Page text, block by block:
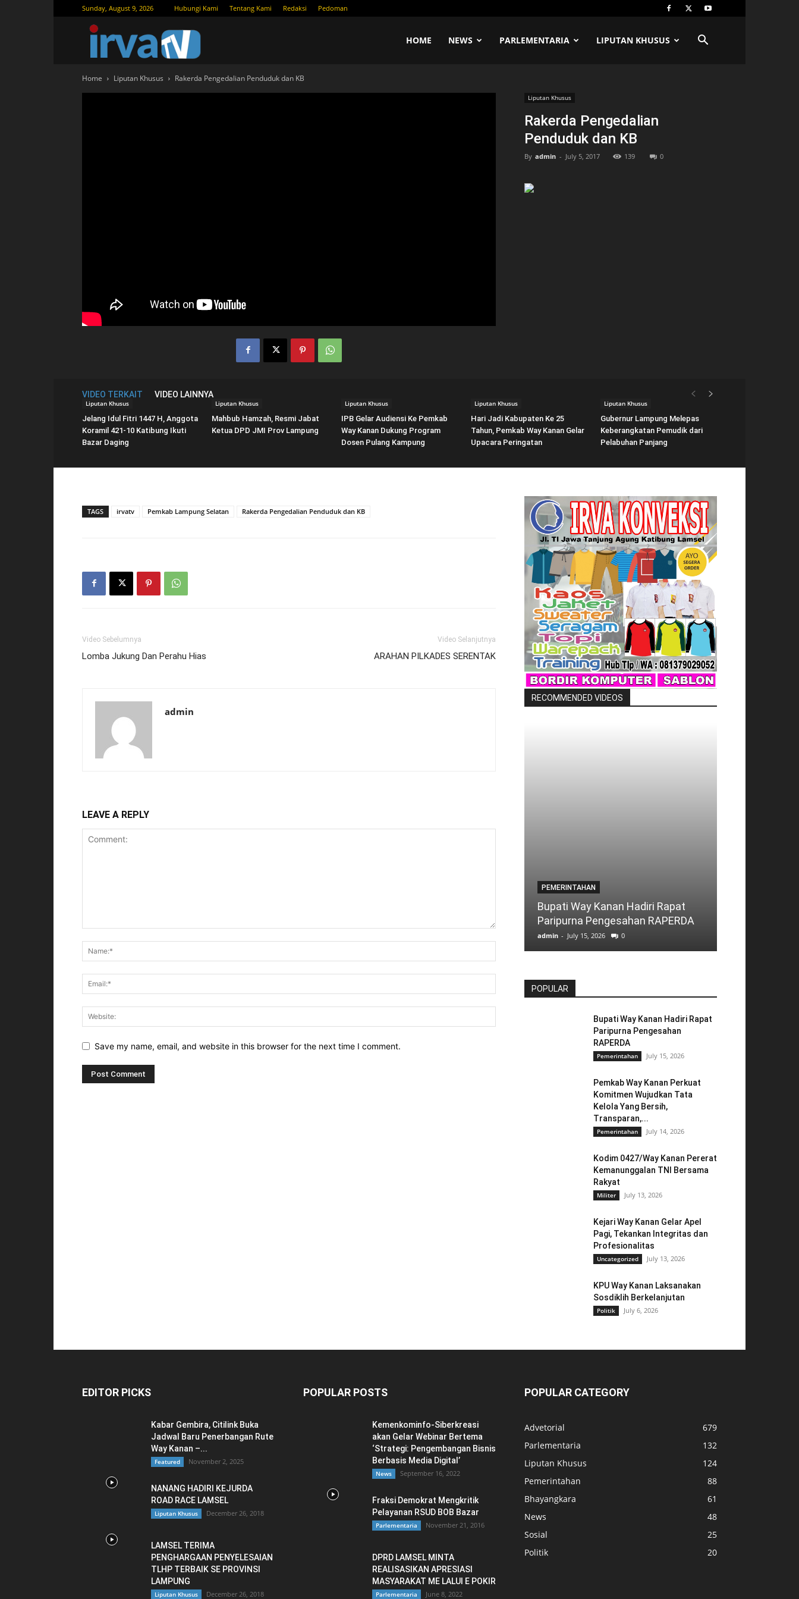
Sunday, August 9, 2026 Hubungi Kami Tentang Kami Redaksi Pedoman
HOME NEWS PARLEMENTARIA LIPUTAN KHUSUS
Home Liputan Khusus Rakerda Pengedalian Penduduk dan KB
Liputan Khusus
Rakerda Pengedalian
Penduduk dan KB
By admin - July 5, 2017 139 0
VIDEO TERKAIT VIDEO LAINNYA
Liputan Khusus
Jelang Idul Fitri 1447 H, Anggota
Koramil 421-10 Katibung Ikuti
Bazar Daging
Liputan Khusus
Mahbub Hamzah, Resmi Jabat
Ketua DPD JMI Prov Lampung
Liputan Khusus
IPB Gelar Audiensi Ke Pemkab
Way Kanan Dukung Program
Dosen Pulang Kampung
Liputan Khusus
Hari Jadi Kabupaten Ke 25
Tahun, Pemkab Way Kanan Gelar
Upacara Peringatan
Liputan Khusus
Gubernur Lampung Melepas
Keberangkatan Pemudik dari
Pelabuhan Panjang
TAGS irvatv Pemkab Lampung Selatan Rakerda Pengedalian Penduduk dan KB
Video Sebelumnya
Lomba Jukung Dan Perahu Hias
Video Selanjutnya
ARAHAN PILKADES SERENTAK
admin
LEAVE A REPLY
Save my name, email, and website in this browser for the next time I comment.
RECOMMENDED VIDEOS
PEMERINTAHAN
Bupati Way Kanan Hadiri Rapat
Paripurna Pengesahan RAPERDA
admin - July 15, 2026 0
POPULAR
Bupati Way Kanan Hadiri Rapat
Paripurna Pengesahan
RAPERDA
Pemerintahan July 15, 2026
Pemkab Way Kanan Perkuat
Komitmen Wujudkan Tata
Kelola Yang Bersih,
Transparan,...
Pemerintahan July 14, 2026
Kodim 0427/Way Kanan Pererat
Kemanunggalan TNI Bersama
Rakyat
Militer July 13, 2026
Kejari Way Kanan Gelar Apel
Pagi, Tekankan Integritas dan
Profesionalitas
Uncategorized July 13, 2026
KPU Way Kanan Laksanakan
Sosdiklih Berkelanjutan
Politik July 6, 2026
EDITOR PICKS
Kabar Gembira, Citilink Buka
Jadwal Baru Penerbangan Rute
Way Kanan –...
Featured November 2, 2025
NANANG HADIRI KEJURDA
ROAD RACE LAMSEL
Liputan Khusus December 26, 2018
LAMSEL TERIMA
PENGHARGAAN PENYELESAIAN
TLHP TERBAIK SE PROVINSI
LAMPUNG
Liputan Khusus December 26, 2018
POPULAR POSTS
Kemenkominfo-Siberkreasi
akan Gelar Webinar Bertema
‘Strategi: Pengembangan Bisnis
Berbasis Media Digital’
News September 16, 2022
Fraksi Demokrat Mengkritik
Pelayanan RSUD BOB Bazar
Parlementaria November 21, 2016
DPRD LAMSEL MINTA
REALISASIKAN APRESIASI
MASYARAKAT ME LALUI E POKIR
Parlementaria June 8, 2022
POPULAR CATEGORY
Advetorial
679
Parlementaria
132
Liputan Khusus
124
Pemerintahan
88
Bhayangkara
61
News
48
Sosial
25
Politik
20